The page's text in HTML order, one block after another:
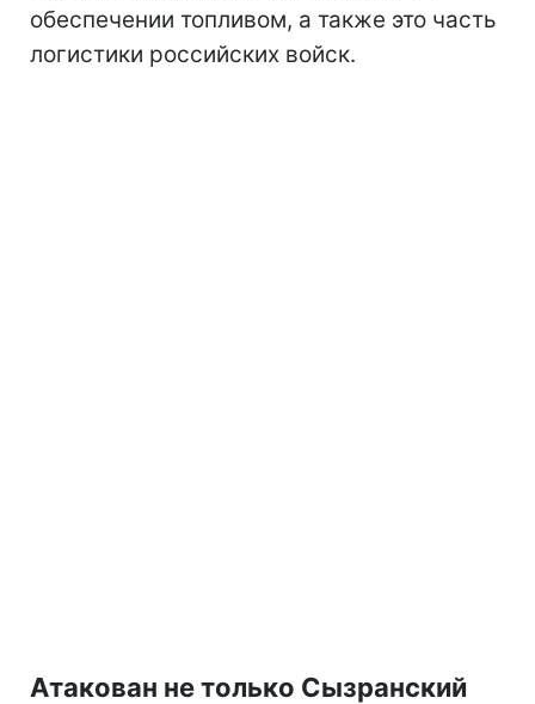
обеспечении топливом, а также это часть
логистики российских войск.
Атакован не только Сызранский